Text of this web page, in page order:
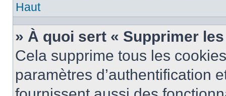
Haut
» À quoi sert « Supprimer
Cela supprime tous les
paramètres d’authentification